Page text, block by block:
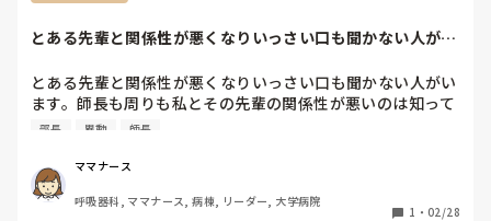
とある先輩と関係性が悪くなりいっさい口も聞かない人がい
とある先輩と関係性が悪くなりいっさい口も聞かない人がい
ます。師長も周りも私とその先輩の関係性が悪いのは知って
いて、師長が部長にその先輩の異動を掛け合ってくれ4月に
私の陰口を叩く先輩と関わることがなくなるので気が楽にな
りましたが…先輩は異動することが納得いかないみたいで…
１年したらすぐに戻ってくるつもりとかまわりに話していま
部長 異動 師長
ママナース
呼吸器科, ママナース, 病棟, リーダー, 大学病院
1 ・ 02/28